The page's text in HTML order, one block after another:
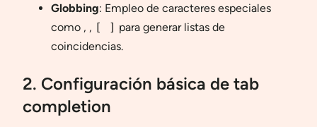
Globbing: Empleo de caracteres especiales
como , , [ ] para generar listas de
coincidencias.
2. Configuración básica de tab
completion